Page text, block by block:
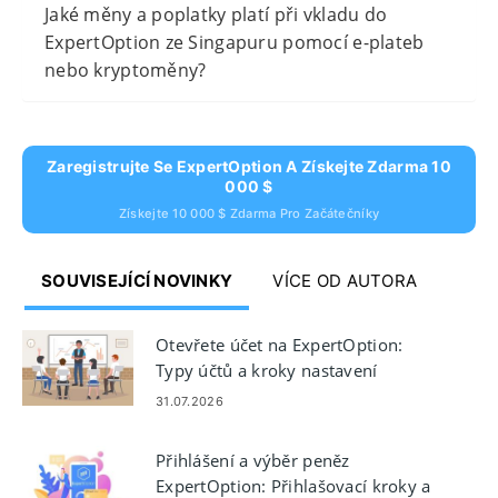
Jaké měny a poplatky platí při vkladu do
ExpertOption ze Singapuru pomocí e-plateb
nebo kryptoměny?
Zaregistrujte Se ExpertOption A Získejte Zdarma 10
000 $
Získejte 10 000 $ Zdarma Pro Začátečníky
SOUVISEJÍCÍ NOVINKY VÍCE OD AUTORA
Otevřete účet na ExpertOption:
Typy účtů a kroky nastavení
31.07.2026
Přihlášení a výběr peněz
ExpertOption: Přihlašovací kroky a